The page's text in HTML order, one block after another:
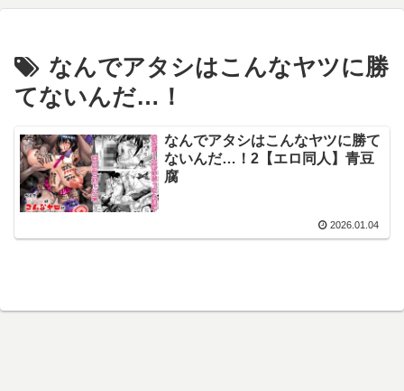
なんでアタシはこんなヤツに勝
てないんだ…！
なんでアタシはこんなヤツに勝て
ないんだ…！2【エロ同人】青豆
腐
2026.01.04